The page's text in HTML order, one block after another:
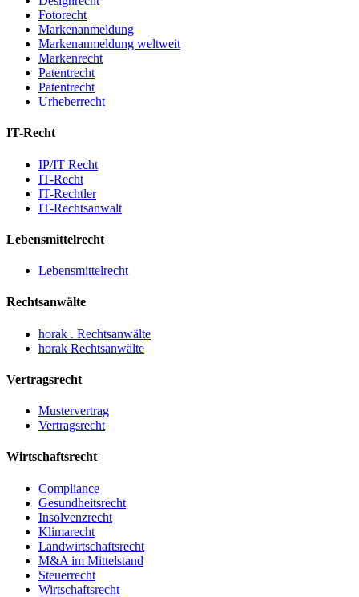
Fotorecht
Markenanmeldung
Markenanmeldung weltweit
Markenrecht
Patentrecht
Patentrecht
Urheberrecht
IT-Recht
IP/IT Recht
IT-Recht
IT-Rechtler
IT-Rechtsanwalt
Lebensmittelrecht
Lebensmittelrecht
Rechtsanwälte
horak . Rechtsanwälte
horak Rechtsanwälte
Vertragsrecht
Mustervertrag
Vertragsrecht
Wirtschaftsrecht
Compliance
Gesundheitsrecht
Insolvenzrecht
Klimarecht
Landwirtschaftsrecht
M&A im Mittelstand
Steuerrecht
Wirtschaftsrecht